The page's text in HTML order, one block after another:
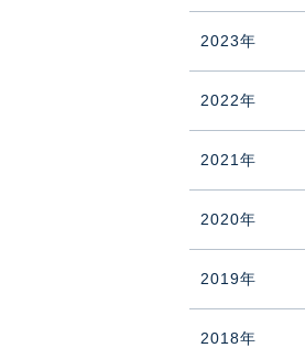
2023年
2022年
2021年
2020年
2019年
2018年